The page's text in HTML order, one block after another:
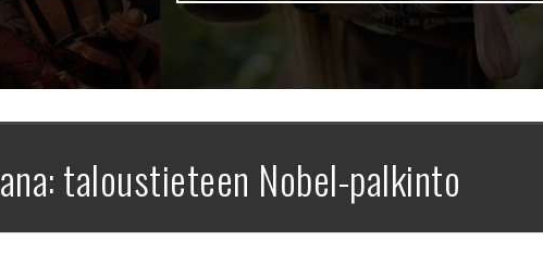
taloustieteen Nobel-palkinto